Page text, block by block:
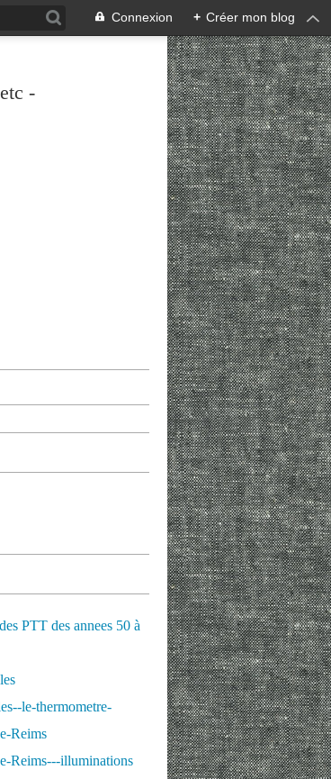
Connexion + Créer mon blog
-
PTT des annees 50 à
le-thermometre-
Reims
Reims---illuminations